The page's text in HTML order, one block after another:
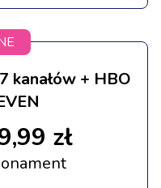
kanałów + HBO
zł